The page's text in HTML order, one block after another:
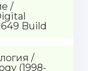
/
Build
/
(1998-